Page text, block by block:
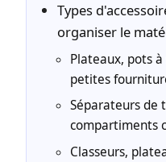
Types
organiser le
Plateaux, pots
petites
Séparateurs de
compartiments
Classeurs,